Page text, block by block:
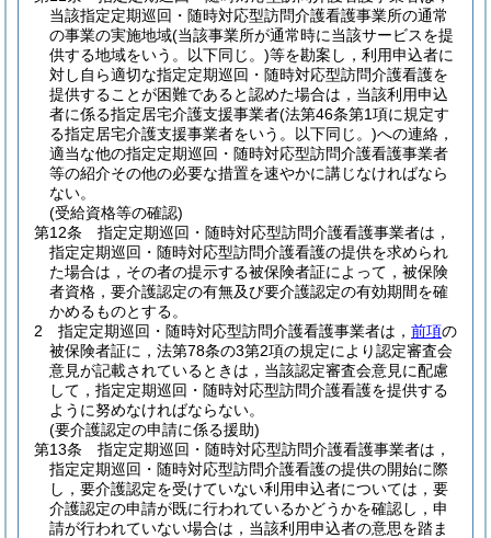
当該指定定期巡回・随時対応型訪問介護看護事業所の通常
の事業の実施地域(当該事業所が通常時に当該サービスを提
供する地域をいう。以下同じ。)等を勘案し，利用申込者に
対し自ら適切な指定定期巡回・随時対応型訪問介護看護を
提供することが困難であると認めた場合は，当該利用申込
者に係る指定居宅介護支援事業者(法第46条第1項に規定す
る指定居宅介護支援事業者をいう。以下同じ。)への連絡，
適当な他の指定定期巡回・随時対応型訪問介護看護事業者
等の紹介その他の必要な措置を速やかに講じなければなら
ない。
(受給資格等の確認)
第12条
指定定期巡回・随時対応型訪問介護看護事業者は，
指定定期巡回・随時対応型訪問介護看護の提供を求められ
た場合は，その者の提示する被保険者証によって，被保険
者資格，要介護認定の有無及び要介護認定の有効期間を確
かめるものとする。
2
指定定期巡回・随時対応型訪問介護看護事業者は， 前項の
被保険者証に，法第78条の3第2項の規定により認定審査会
意見が記載されているときは，当該認定審査会意見に配慮
して，指定定期巡回・随時対応型訪問介護看護を提供する
ように努めなければならない。
(要介護認定の申請に係る援助)
第13条
指定定期巡回・随時対応型訪問介護看護事業者は，
指定定期巡回・随時対応型訪問介護看護の提供の開始に際
し，要介護認定を受けていない利用申込者については，要
介護認定の申請が既に行われているかどうかを確認し，申
請が行われていない場合は，当該利用申込者の意思を踏ま